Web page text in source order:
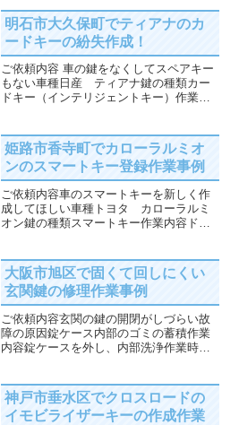
めたらロックがかかってしまったとの事
で解錠のご依頼をい...
明石市大久保町でティアナのカ
ードキーの紛失作成！
ご依頼内容 車の鍵をなくしてスペアキー
もない車種日産 ティアナ鍵の種類カー
ドキー（インテリジェントキー）作業内
での流れティアナの鍵をなくして、1本も
ないとの事で新たな作...
姫路市香寺町でカローラルミオ
ンのスマートキー登録作業事例
ご依頼内容車のスマートキーを新しく作
成してほしい車種トヨタ カローラルミ
オン鍵の種類スマートキー作業内容ドア
てしまい、中古車なので元々1つしかなか
ったとのこと。一から...
大阪市旭区で固くて回しにくい
玄関鍵の修理作業事例
ご依頼内容玄関の鍵の開閉がしづらい故
障の原因錠ケース内部のゴミの蓄積作業
内容錠ケースを外し、内部洗浄作業時間
す。原因を調べてみると、錠ケース本体
内部の汚れやホコリの蓄積...
神戸市垂水区でクロスロードの
イモビライザーキーの作成作業